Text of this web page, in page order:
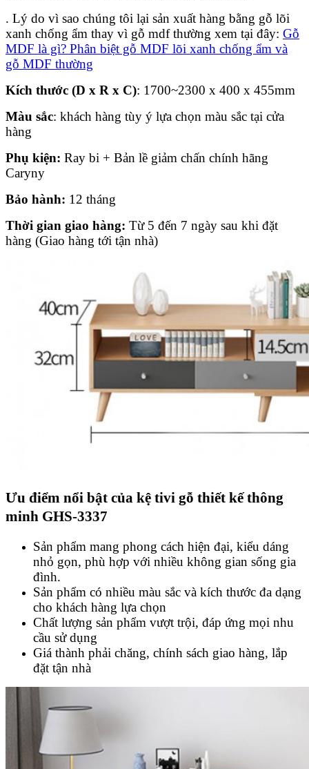
. Lý do vì sao chúng tôi lại sản xuất hàng bằng gỗ lõi
xanh chống ẩm thay vì gỗ mdf thường xem tại đây: Gỗ
MDF là gì? Phân biệt gỗ MDF lõi xanh chống ẩm và
gỗ MDF thường
Kích thước (D x R x C): 1700~2300 x 400 x 455mm
Màu sắc: khách hàng tùy ý lựa chọn màu sắc tại cửa
hàng
Phụ kiện: Ray bi + Bản lề giảm chấn chính hãng
Caryny
Bảo hành: 12 tháng
Thời gian giao hàng: Từ 5 đến 7 ngày sau khi đặt
hàng (Giao hàng tới tận nhà)
Ưu điểm nổi bật của kệ tivi gỗ thiết kế thông
minh GHS-3337
Sản phẩm mang phong cách hiện đại, kiểu dáng
nhỏ gọn, phù hợp với nhiều không gian sống gia
đình.
Sản phẩm có nhiều màu sắc và kích thước đa dạng
cho khách hàng lựa chọn
Chất lượng sản phẩm vượt trội, đáp ứng mọi nhu
cầu sử dụng
Giá thành phải chăng, chính sách giao hàng, lắp
đặt tận nhà